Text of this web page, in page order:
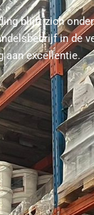
blijft zich
in de
aan excellentie.